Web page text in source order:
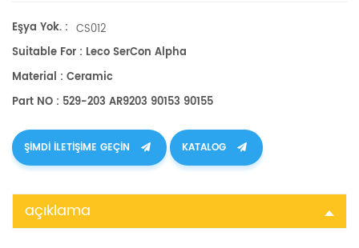
Eşya Yok. : CS012
Suitable For : Leco SerCon Alpha
Material : Ceramic
Part NO : 529-203 AR9203 90153 90155
ŞIMDI ILETIŞIME GEÇIN KATALOG
açıklama